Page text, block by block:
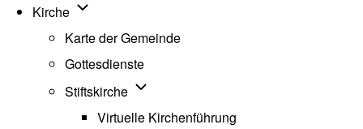
Kirche Unternavigation von Kirche
Karte der Gemeinde
Gottesdienste
Stiftskirche Unternavigation von Stiftskirche
Virtuelle Kirchenführung